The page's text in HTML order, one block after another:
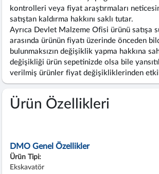
kontrolleri veya fiyat araştırmaları
satıştan kaldırma hakkını saklı tutar.
Ayrıca Devlet Malzeme Ofisi ürünü satışa
arasında ürünün fiyatı üzerinde önceden
bulunmaksızın değişiklik yapma hakkına
değişikliği ürün sepetinizde olsa bile
verilmiş ürünler fiyat değişikliklerinden
Ürün Özellikleri
DMO Genel Özellikler
Ürün Tipi:
Ekskavatör